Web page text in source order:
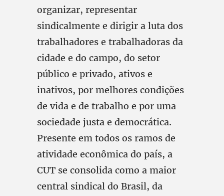
organizar, representar
sindicalmente e dirigir a luta dos
trabalhadores e trabalhadoras da
cidade e do campo, do setor
público e privado, ativos e
inativos, por melhores condições
de vida e de trabalho e por uma
sociedade justa e democrática.
Presente em todos os ramos de
atividade econômica do país, a
CUT se consolida como a maior
central sindical do Brasil, da